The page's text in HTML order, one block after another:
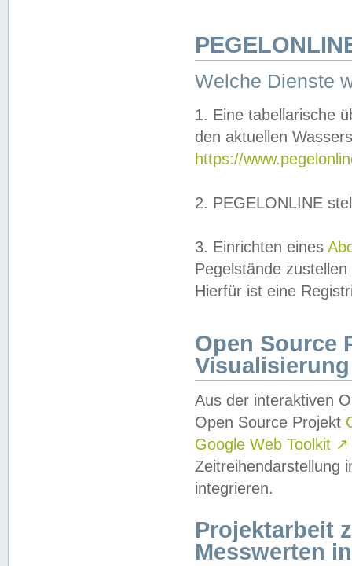
Welche Dienste
1. Eine tabellarische
den aktuellen
https://
2. PEGELONLINE
3. Einrichten eines
Pegelstände
Hierfür ist eine
Open Source
Visualisierung
Aus der interaktiven
Open Source Projekt
Google Web Toolkit ↗
Zeitreihendarstellung
integrieren.
Projektarbeit
Messwerten